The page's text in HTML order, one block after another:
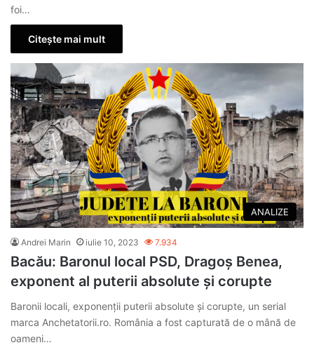
foi…
Citește mai mult
ANALIZE
Andrei Marin iulie 10, 2023 7.934
Bacău: Baronul local PSD, Dragoș Benea,
exponent al puterii absolute și corupte
Baronii locali, exponenții puterii absolute și corupte, un serial
marca Anchetatorii.ro. România a fost capturată de o mână de
oameni…